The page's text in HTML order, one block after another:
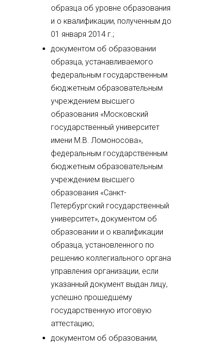
образца об уровне образования
и о квалификации, полученным до
01 января 2014 г.;
документом об образовании
образца, устанавливаемого
федеральным государственным
бюджетным образовательным
учреждением высшего
образования «Московский
государственный университет
имени М.В. Ломоносова»,
федеральным государственным
бюджетным образовательным
учреждением высшего
образования «Санкт-
Петербургский государственный
университет», документом об
образовании и о квалификации
образца, установленного по
решению коллегиального органа
управления организации, если
указанный документ выдан лицу,
успешно прошедшему
государственную итоговую
аттестацию;
документом об образовании,